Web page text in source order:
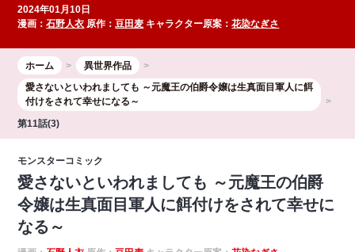
2024年01月10日
漫画：石野人衣 原作：豆田麦 キャラクター原案：花染なぎさ
ホーム
異世界作品
愛さないといわれましても ～元魔王の伯爵令嬢は生真面目軍人に餌
付けをされて幸せになる～
第11話(3)
モンスターコミック
愛さないといわれましても ～元魔王の伯爵
令嬢は生真面目軍人に餌付けをされて幸せに
なる～